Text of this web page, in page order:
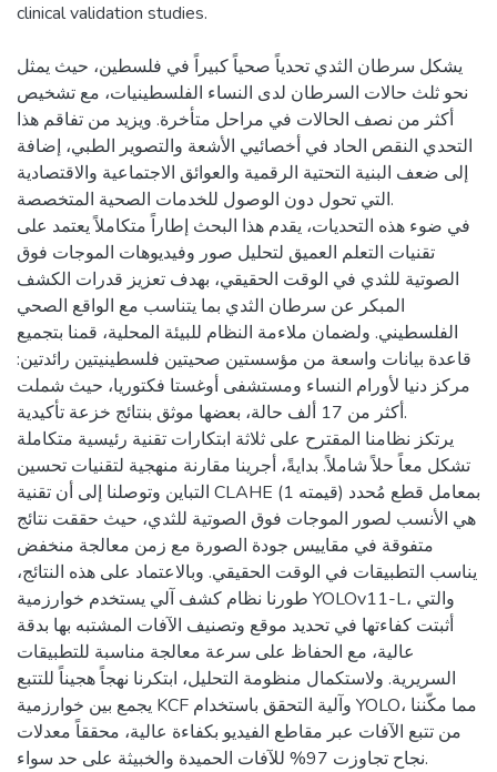
يشكل سرطان الثدي تحدياً صحياً كبيراً في فلسطين، حيث يمثل
نحو ثلث حالات السرطان لدى النساء الفلسطينيات، مع تشخيص
أكثر من نصف الحالات في مراحل متأخرة. ويزيد من تفاقم هذا
التحدي النقص الحاد في أخصائيي الأشعة والتصوير الطبي، إضافة
إلى ضعف البنية التحتية الرقمية والعوائق الاجتماعية والاقتصادية
التي تحول دون الوصول للخدمات الصحية المتخصصة.
في ضوء هذه التحديات، يقدم هذا البحث إطاراً متكاملاً يعتمد على
تقنيات التعلم العميق لتحليل صور وفيديوهات الموجات فوق
الصوتية للثدي في الوقت الحقيقي، بهدف تعزيز قدرات الكشف
المبكر عن سرطان الثدي بما يتناسب مع الواقع الصحي
الفلسطيني. ولضمان ملاءمة النظام للبيئة المحلية، قمنا بتجميع
قاعدة بيانات واسعة من مؤسستين صحيتين فلسطينيتين رائدتين:
مركز دنيا لأورام النساء ومستشفى أوغستا فكتوريا، حيث شملت
أكثر من 17 ألف حالة، بعضها موثق بنتائج خزعة تأكيدية.
يرتكز نظامنا المقترح على ثلاثة ابتكارات تقنية رئيسية متكاملة
تشكل معاً حلاً شاملاً. بدايةً، أجرينا مقارنة منهجية لتقنيات تحسين
التباين وتوصلنا إلى أن تقنية CLAHE بمعامل قطع مُحدد (قيمته 1)
هي الأنسب لصور الموجات فوق الصوتية للثدي، حيث حققت نتائج
متفوقة في مقاييس جودة الصورة مع زمن معالجة منخفض
يناسب التطبيقات في الوقت الحقيقي. وبالاعتماد على هذه النتائج،
طورنا نظام كشف آلي يستخدم خوارزمية YOLOv11-L، والتي
أثبتت كفاءتها في تحديد موقع وتصنيف الآفات المشتبه بها بدقة
عالية، مع الحفاظ على سرعة معالجة مناسبة للتطبيقات
السريرية. ولاستكمال منظومة التحليل، ابتكرنا نهجاً هجيناً للتتبع
يجمع بين خوارزمية KCF وآلية التحقق باستخدام YOLO، مما مكّننا
من تتبع الآفات عبر مقاطع الفيديو بكفاءة عالية، محققاً معدلات
نجاح تجاوزت 97% للآفات الحميدة والخبيثة على حد سواء.